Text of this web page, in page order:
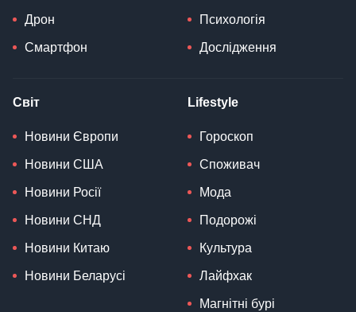
Дрон
Смартфон
Психологія
Дослідження
Світ
Новини Європи
Новини США
Новини Росії
Новини СНД
Новини Китаю
Новини Беларусі
Lifestyle
Гороскоп
Споживач
Мода
Подорожі
Культура
Лайфхак
Магнітні бурі